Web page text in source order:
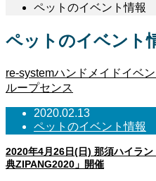
ペットのイベント情報
ペットのイベント
re-systemハンドメイドイベ
ループセンス
2020.02.13
ペットのイベント情報
2020年4月26日(日) 那須ハイラ
典ZIPANG2020」開催